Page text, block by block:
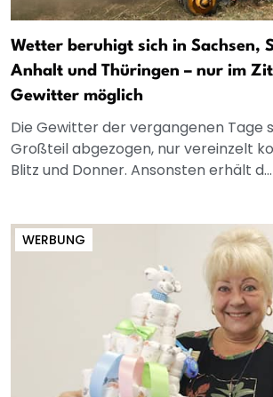
Wetter beruhigt sich in Sachsen,
Anhalt und Thüringen – nur im
Gewitter möglich
Die Gewitter der vergangenen Tage
Großteil abgezogen, nur vereinzelt
Blitz und Donner. Ansonsten erhält d...
WERBUNG